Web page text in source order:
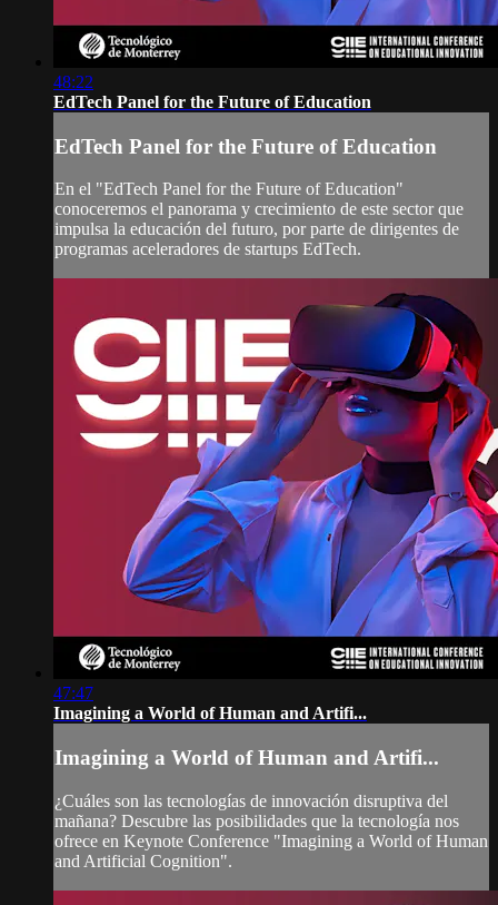
48:22
EdTech Panel for the Future of Education
EdTech Panel for the Future of Education
En el "EdTech Panel for the Future of Education"
conoceremos el panorama y crecimiento de este sector que
impulsa la educación del futuro, por parte de dirigentes de
programas aceleradores de startups EdTech.
47:47
Imagining a World of Human and Artifi...
Imagining a World of Human and Artifi...
¿Cuáles son las tecnologías de innovación disruptiva del
mañana? Descubre las posibilidades que la tecnología nos
ofrece en Keynote Conference "Imagining a World of Human
and Artificial Cognition".